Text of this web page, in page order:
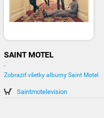
SAINT MOTEL
-
Zobraziť všetky albumy Saint Motel
Saintmotelevision